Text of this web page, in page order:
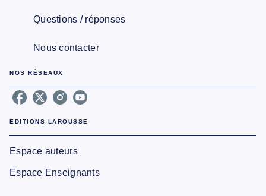
Questions / réponses
Nous contacter
NOS RÉSEAUX
EDITIONS LAROUSSE
Espace auteurs
Espace Enseignants